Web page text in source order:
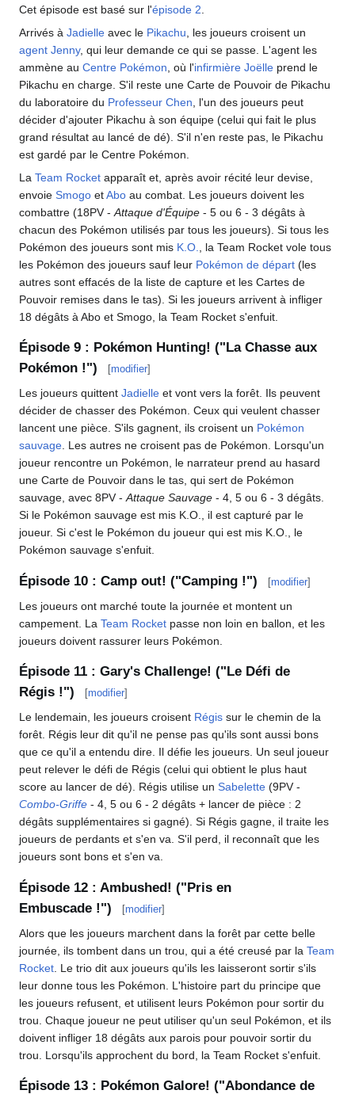
Cet épisode est basé sur l'épisode 2
Arrivés à Jadielle avec le Pikachu , les joueurs croisent un
agent Jenny, qui leur demande ce qui se passe. L'agent les
ammène au Centre Pokémon , où l'infirmière Joëlle prend le
Pikachu en charge. S'il reste une Carte de Pouvoir de Pikachu
du laboratoire du Professeur Chen , l'un des joueurs peut
décider d'ajouter Pikachu à son équipe (celui qui fait le plus
grand résultat au lancé de dé). S'il n'en reste pas, le Pikachu
est gardé par le Centre Pokémon.
La Team Rocket apparaît et, après avoir récité leur devise,
envoie Smogo etAbo au combat. Les joueurs doivent les
combattre (18PV - Attaque d'Équipe - 5 ou 6 - 3 dégâts à
chacun des Pokémon utilisés par tous les joueurs). Si tous les
Pokémon des joueurs sont mis K.O.
, la Team Rocket vole tous
les Pokémon des joueurs sauf leur Pokémon de départ (les
autres sont effacés de la liste de capture et les Cartes de
Pouvoir remises dans le tas). Si les joueurs arrivent à infliger
18 dégâts à Abo et Smogo, la Team Rocket s'enfuit.
Épisode 9 : Pokémon Hunting! ("La Chasse aux
Pokémon !") [modifier]
Les joueurs quittent Jadielle et vont vers la forêt. Ils peuvent
décider de chasser des Pokémon. Ceux qui veulent chasser
lancent une pièce. S'ils gagnent, ils croisent un Pokémon
sauvage. Les autres ne croisent pas de Pokémon. Lorsqu'un
joueur rencontre un Pokémon, le narrateur prend au hasard
une Carte de Pouvoir dans le tas, qui sert de Pokémon
sauvage, avec 8PV -Attaque Sauvage - 4, 5 ou 6 - 3 dégâts.
Si le Pokémon sauvage est mis K.O., il est capturé par le
joueur. Si c'est le Pokémon du joueur qui est mis K.O., le
Pokémon sauvage s'enfuit.
Épisode 10 : Camp out! ("Camping !") [modifier]
Les joueurs ont marché toute la journée et montent un
campement. La Team Rocket passe non loin en ballon, et les
joueurs doivent rassurer leurs Pokémon.
Épisode 11 : Gary's Challenge! ("Le Défi de
Régis !") [modifier]
Le lendemain, les joueurs croisent Régis sur le chemin de la
forêt. Régis leur dit qu'il ne pense pas qu'ils sont aussi bons
que ce qu'il a entendu dire. Il défie les joueurs. Un seul joueur
peut relever le défi de Régis (celui qui obtient le plus haut
score au lancer de dé). Régis utilise un Sabelette (9PV -
Combo-Griffe - 4, 5 ou 6 - 2 dégâts + lancer de pièce : 2
dégâts supplémentaires si gagné). Si Régis gagne, il traite les
joueurs de perdants et s'en va. S'il perd, il reconnaît que les
joueurs sont bons et s'en va.
Épisode 12 : Ambushed! ("Pris en
Embuscade !") [modifier]
Alors que les joueurs marchent dans la forêt par cette belle
journée, ils tombent dans un trou, qui a été creusé par la Team
Rocket . Le trio dit aux joueurs qu'ils les laisseront sortir s'ils
leur donne tous les Pokémon. L'histoire part du principe que
les joueurs refusent, et utilisent leurs Pokémon pour sortir du
trou. Chaque joueur ne peut utiliser qu'un seul Pokémon, et ils
doivent infliger 18 dégâts aux parois pour pouvoir sortir du
trou. Lorsqu'ils approchent du bord, la Team Rocket s'enfuit.
Épisode 13 : Pokémon Galore! ("Abondance de